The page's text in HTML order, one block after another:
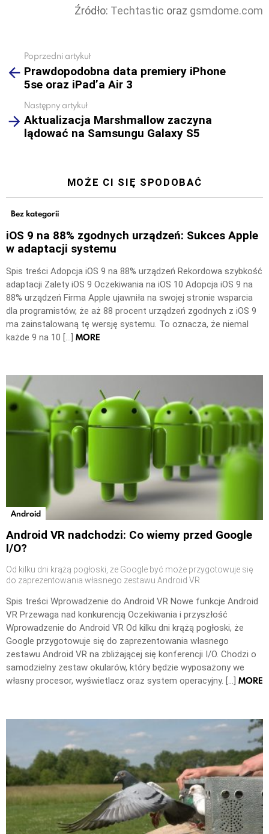
Źródło: Techtastic oraz gsmdome.com
more
Poprzedni artykuł
Prawdopodobna data premiery iPhone
5se oraz iPad’a Air 3
Następny artykuł
Aktualizacja Marshmallow zaczyna
lądować na Samsungu Galaxy S5
MOŻE CI SIĘ SPODOBAĆ
Bez kategorii
iOS 9 na 88% zgodnych urządzeń: Sukces Apple
w adaptacji systemu
Spis treści Adopcja iOS 9 na 88% urządzeń Rekordowa szybkość
adaptacji Zalety iOS 9 Oczekiwania na iOS 10 Adopcja iOS 9 na
88% urządzeń Firma Apple ujawniła na swojej stronie wsparcia
dla programistów, że aż 88 procent urządzeń zgodnych z iOS 9
ma zainstalowaną tę wersję systemu. To oznacza, że niemal
każde 9 na 10 […] MORE
Android
Android VR nadchodzi: Co wiemy przed Google
I/O?
Od kilku dni krążą pogłoski, że Google być może przygotowuje się
do zaprezentowania własnego zestawu Android VR
Spis treści Wprowadzenie do Android VR Nowe funkcje Android
VR Przewaga nad konkurencją Oczekiwania i przyszłość
Wprowadzenie do Android VR Od kilku dni krążą pogłoski, że
Google przygotowuje się do zaprezentowania własnego
zestawu Android VR na zbliżającej się konferencji I/O. Chodzi o
samodzielny zestaw okularów, który będzie wyposażony we
własny procesor, wyświetlacz oraz system operacyjny. […] MORE